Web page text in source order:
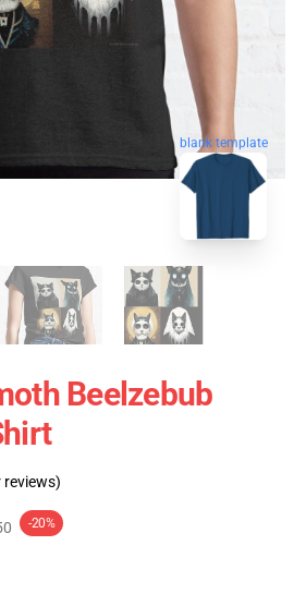
blank template
Beelzebub
reviews)
-20%